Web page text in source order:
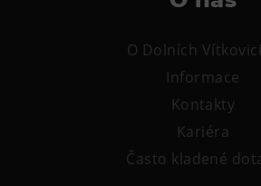
O Dolních
Informace
Kontakty
Kariéra
Často kladené